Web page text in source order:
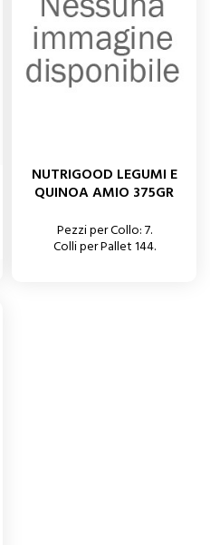
NUTRIGOOD LEGUMI E
QUINOA AMIO 375GR
Pezzi per Collo: 7.
Colli per Pallet 144.